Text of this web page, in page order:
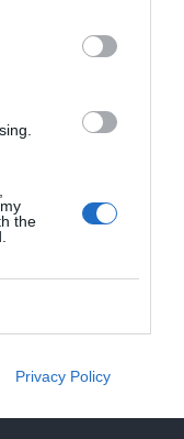
the
Privacy Policy
servis